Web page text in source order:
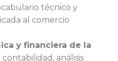
técnico y
al comercio
y financiera de la
contabilidad, análisis